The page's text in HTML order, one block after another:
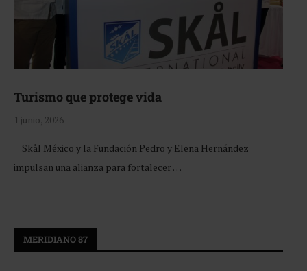
Turismo que protege vida
1 junio, 2026
Skål México y la Fundación Pedro y Elena Hernández
impulsan una alianza para fortalecer …
MERIDIANO 87